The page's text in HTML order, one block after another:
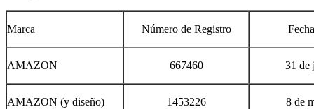
Marca Número de Registro
AMAZON 667460 31 de
AMAZON (y diseño) 1453226 8 de